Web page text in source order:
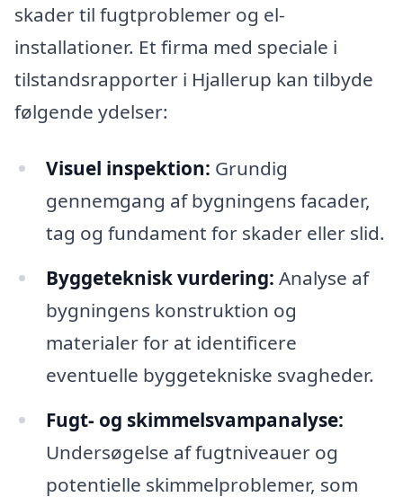
skader til fugtproblemer og el-
installationer. Et firma med speciale i
tilstandsrapporter i Hjallerup kan tilbyde
følgende ydelser:
Visuel inspektion: Grundig
gennemgang af bygningens facader,
tag og fundament for skader eller slid.
Byggeteknisk vurdering: Analyse af
bygningens konstruktion og
materialer for at identificere
eventuelle byggetekniske svagheder.
Fugt- og skimmelsvampanalyse:
Undersøgelse af fugtniveauer og
potentielle skimmelproblemer, som